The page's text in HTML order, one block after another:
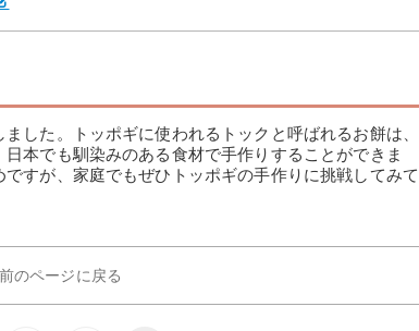
した。トッポギに使われるトックと呼ばれるお餅は、
本でも馴染みのある食材で手作りすることができま
すが、家庭でもぜひトッポギの手作りに挑戦してみて
前のページに戻る